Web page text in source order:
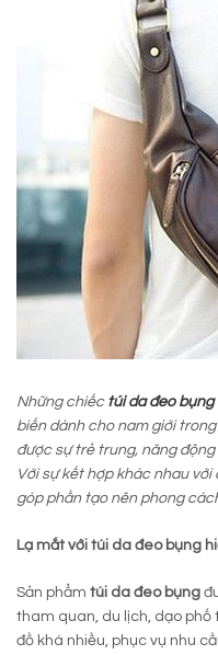
Những chiếc túi da đeo bụng
biến dành cho nam giới
được sự trẻ trung, năng
Với sự kết hợp khác nhau
góp phần tạo nên phong
Lạ mắt với túi da đeo bụng
Sản phẩm túi da đeo bụng
tham quan, du lịch, dạo phố
đồ khá nhiều, phục vụ nhu